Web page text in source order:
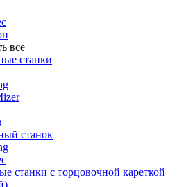
все
станки
станок
станки с торцовочной кареткой